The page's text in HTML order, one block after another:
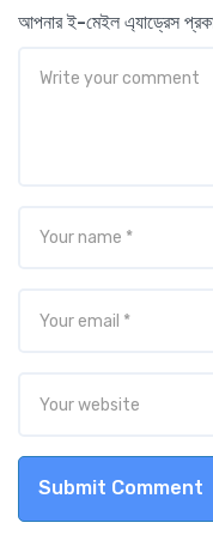
আপনার ই-মেইল এ্যাড্রেস
Submit Comment